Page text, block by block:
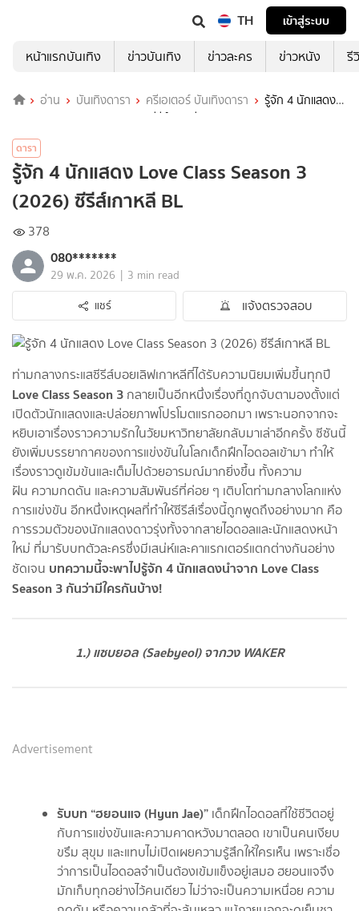
TH
เข้าสู่ระบบ
หน้าแรกบันเทิง
ข่าวบันเทิง ข่าวละคร ข่าวหนัง รี
อ่าน บันเทิงดารา ครีเอเตอร์ บันเทิงดารา
รู้จัก 4 นักแสดง
Love Class Season 3 (2026) ซีรีส์เกาหลี BL
ดารา
รู้จัก 4 นักแสดง Love Class Season 3
(2026) ซีรีส์เกาหลี BL
378
080*******
29 พ.ค. 2026 | 3 min read
แชร์
แจ้งตรวจสอบ
ท่ามกลางกระแสซีรีส์บอยเลิฟเกาหลีที่ได้รับความนิยมเพิ่มขึ้นทุกปี
Love Class Season 3 กลายเป็นอีกหนึ่งเรื่องที่ถูกจับตามองตั้งแต่
เปิดตัวนักแสดงและปล่อยภาพโปรโมตแรกออกมา เพราะนอกจากจะ
หยิบเอาเรื่องราวความรักในวัยมหาวิทยาลัยกลับมาเล่าอีกครั้ง ซีซันนี้
ยังเพิ่มบรรยากาศของการแข่งขันในโลกเด็กฝึกไอดอลเข้ามา ทำให้
เรื่องราวดูเข้มข้นและเต็มไปด้วยอารมณ์มากยิ่งขึ้น ทั้งความ
ฝัน ความกดดัน และความสัมพันธ์ที่ค่อย ๆ เติบโตท่ามกลางโลกแห่ง
การแข่งขัน อีกหนึ่งเหตุผลที่ทำให้ซีรีส์เรื่องนี้ถูกพูดถึงอย่างมาก คือ
การรวมตัวของนักแสดงดาวรุ่งทั้งจากสายไอดอลและนักแสดงหน้า
ใหม่ ที่มารับบทตัวละครซึ่งมีเสน่ห์และคาแรกเตอร์แตกต่างกันอย่าง
ชัดเจน บทความนี้จะพาไปรู้จัก 4 นักแสดงนำจาก Love Class
Season 3 กันว่ามีใครกันบ้าง!
1.) แซบยอล (Saebyeol) จากวง WAKER
Advertisement
รับบท “ฮยอนแจ (Hyun Jae)” เด็กฝึกไอดอลที่ใช้ชีวิตอยู่
กับการแข่งขันและความคาดหวังมาตลอด เขาเป็นคนเงียบ
ขรึม สุขุม และแทบไม่เปิดเผยความรู้สึกให้ใครเห็น เพราะเชื่อ
ว่าการเป็นไอดอลจำเป็นต้องเข้มแข็งอยู่เสมอ ฮยอนแจจึง
มักเก็บทุกอย่างไว้คนเดียว ไม่ว่าจะเป็นความเหนื่อย ความ